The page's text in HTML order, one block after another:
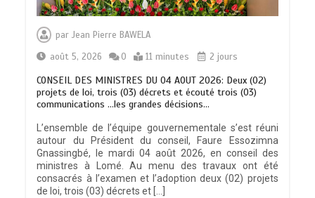
parJean Pierre BAWELA
août 5, 2026
0 11 minutes 2 jours
CONSEIL DES MINISTRES DU 04 AOUT 2026: Deux (02)
projets de loi, trois (03) décrets et écouté trois (03)
communications …les grandes décisions…
L’ensemble de l’équipe gouvernementale s’est réuni
autour du Président du conseil, Faure Essozimna
Gnassingbé, le mardi 04 août 2026, en conseil des
ministres à Lomé. Au menu des travaux ont été
consacrés à l’examen et l’adoption deux (02) projets
de loi, trois (03) décrets et […]